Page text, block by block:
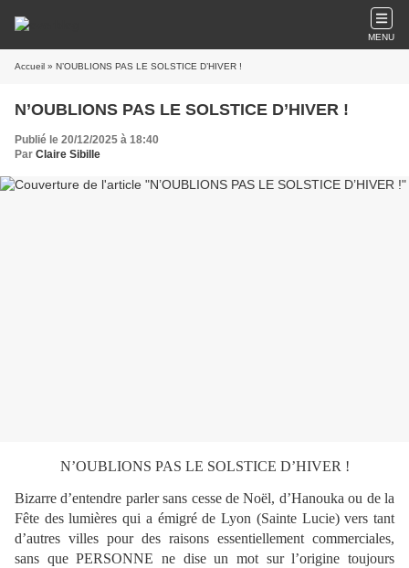
MENU
Accueil » N’OUBLIONS PAS LE SOLSTICE D’HIVER !
N’OUBLIONS PAS LE SOLSTICE D’HIVER !
Publié le 20/12/2025 à 18:40
Par Claire Sibille
N’OUBLIONS PAS LE SOLSTICE D’HIVER !
Bizarre d’entendre parler sans cesse de Noël, d’Hanouka ou de la
Fête des lumières qui a émigré de Lyon (Sainte Lucie) vers tant
d’autres villes pour des raisons essentiellement commerciales,
sans que PERSONNE ne dise un mot sur l’origine toujours